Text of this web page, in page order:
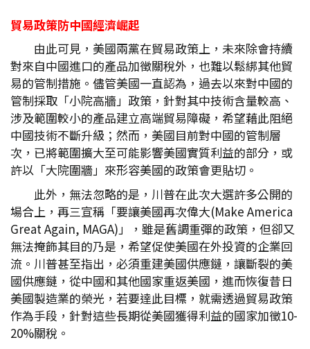
貿易政策防中國經濟崛起
由此可見，美國兩黨在貿易政策上，未來除會持續
對來自中國進口的產品加徵關稅外，也難以鬆綁其他貿
易的管制措施。儘管美國一直認為，過去以來對中國的
管制採取「小院高牆」政策，針對其中技術含量較高、
涉及範圍較小的產品建立高端貿易障礙，希望藉此阻絕
中國技術不斷升級；然而，美國目前對中國的管制層
次，已將範圍擴大至可能影響美國實質利益的部分，或
許以「大院圍牆」來形容美國的政策會更貼切。
此外，無法忽略的是，川普在此次大選許多公開的
場合上，再三宣稱「要讓美國再次偉大(Make America
Great Again, MAGA)」，雖是舊調重彈的政策，但卻又
無法掩飾其目的乃是，希望促使美國在外投資的企業回
流。川普甚至指出，必須重建美國供應鏈，讓斷裂的美
國供應鏈，從中國和其他國家重返美國，進而恢復昔日
美國製造業的榮光，若要達此目標，就需透過貿易政策
作為手段，針對這些長期從美國獲得利益的國家加徵10-
20%關稅。